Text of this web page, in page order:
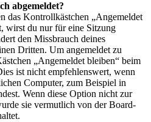
abgemeldet?
das Kontrollkästchen „Angemeldet
wirst du nur für eine Sitzung
den Missbrauch deines
Dritten. Um angemeldet zu
„Angemeldet bleiben“ beim
ist nicht empfehlenswert, wenn
Computer, zum Beispiel in
Wenn diese Option nicht zur
sie vermutlich von der Board-